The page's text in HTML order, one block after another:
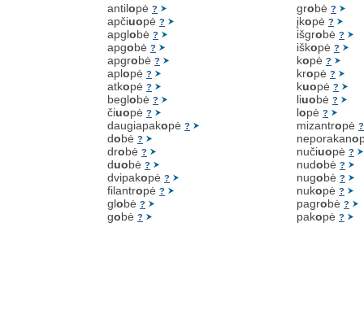
antilopė ?
apčiuopė ?
apglobė ?
apgobė ?
apgrobė ?
aplopė ?
atkopė ?
beglobė ?
čiuopė ?
daugiapakopė ?
dobė ?
drobė ?
duobė ?
dvipakopė ?
filantropė ?
globė ?
gobė ?
grobė ?
įkopė ?
išgrobė ?
iškopė ?
kopė ?
kropė ?
kuopė ?
liuobė ?
lopė ?
mizantropė ?
neporakano
nučiuopė ?
nudobė ?
nugobė ?
nukopė ?
pagrobė ?
pakopė ?